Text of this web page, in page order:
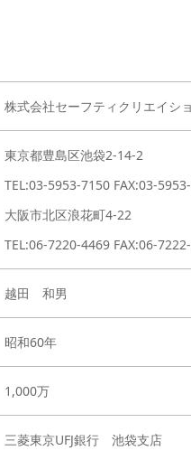
株式会社セーフティクリエイシ
東京都豊島区池袋2-14-2
TEL:03-5953-7150 FAX:03-
大阪市北区浪花町4-22
TEL:06-7220-4469 FAX:06-
越田 和男
昭和60年
1,000万
三菱東京UFJ銀行 池袋支店